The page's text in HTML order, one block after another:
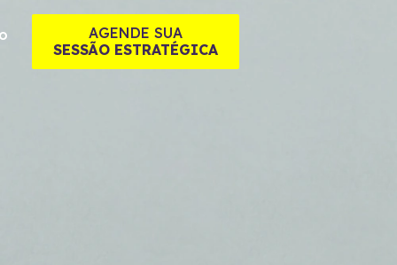
AGENDE SUA
SESSÃO ESTRATÉGICA